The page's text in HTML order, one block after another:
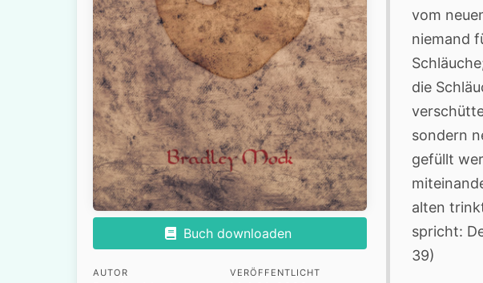
Buch downloaden
AUTOR VERÖFFENTLICHT
vom
niemand
die
sondern
gefüllt
alten
spricht:
39)